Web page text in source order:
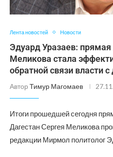
Лента новостей Новости
Эдуард Уразаев: прямая
Меликова стала
обратной связи власти
Автор Тимур Магомаев
Итоги прошедшей сегодня
Дагестан Сергея Меликова
редакции Мирмол политолог